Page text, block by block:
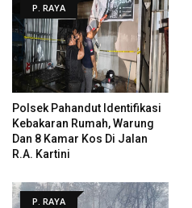
P. RAYA
Polsek Pahandut Identifikasi
Kebakaran Rumah, Warung
Dan 8 Kamar Kos Di Jalan
R.A. Kartini
P. RAYA